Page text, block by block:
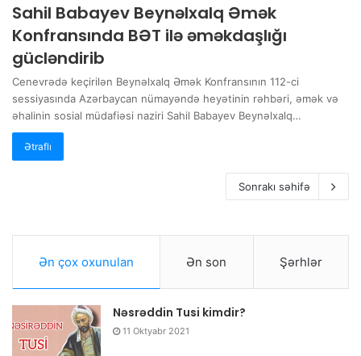
Sahil Babayev Beynəlxalq Əmək
Konfransında BƏT ilə əməkdaşlığı
gücləndirib
Cenevrədə keçirilən Beynəlxalq Əmək Konfransının 112-ci
sessiyasında Azərbaycan nümayəndə heyətinin rəhbəri, əmək və
əhalinin sosial müdafiəsi naziri Sahil Babayev Beynəlxalq…
Ətraflı
Sonrakı səhifə
Ən çox oxunulan Ən son Şərhlər
Nəsrəddin Tusi kimdir?
11 Oktyabr 2021